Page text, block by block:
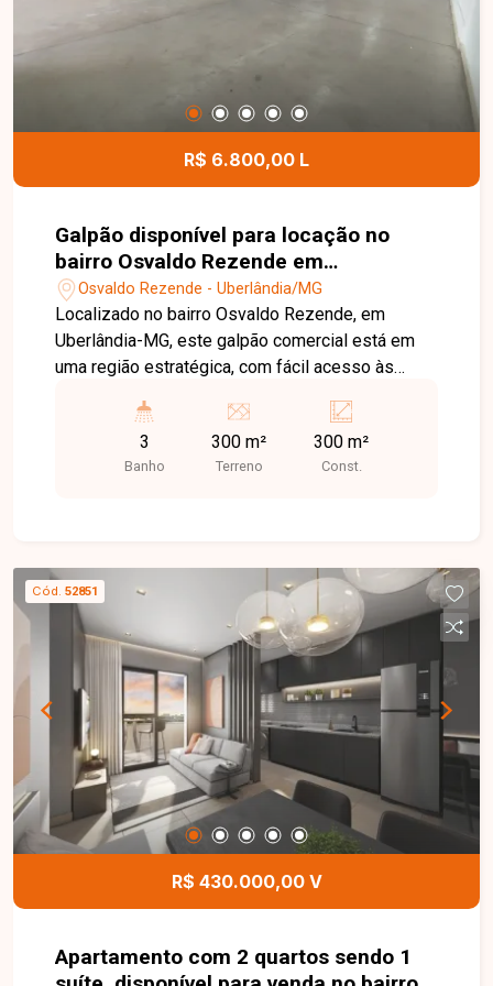
espaços. Esta é uma excelente oportunidade
sofisticado e muito bem localizado no bairro
Santa Mônica. Agende uma visita e venha
conhecer todos os detalhes deste imóvel.
R$ 6.800,00 L
Galpão disponível para locação no
bairro Osvaldo Rezende em
Uberlândia-MG
Osvaldo Rezende - Uberlândia/MG
Localizado no bairro Osvaldo Rezende, em
Uberlândia-MG, este galpão comercial está em
uma região estratégica, com fácil acesso às
para empresas dos mais diversos segmentos. A
localização oferece praticidade, além da
proximidade com comércios, serviços e
copa e 03 banheiros, sendo 01 adaptado para
acessibilidade. Conta ainda com piso em
concreto usinado, energia trifásica, Habite-se
regularizado e passou por uma reforma completa,
oferecendo uma estrutura moderna e pronta para
uso. Esta é uma excelente oportunidade para
instalar ou expandir sua empresa em um galpão
funcional, totalmente reformado e muito bem
localizado no bairro Osvaldo Rezende. Agende
uma visita e venha conhecer todos os detalhes
deste imóvel.
3
Banho
300 m²
Terreno
300 m²
Const.
Cód. 52851
R$ 430.000,00 V
Apartamento com 2 quartos sendo 1